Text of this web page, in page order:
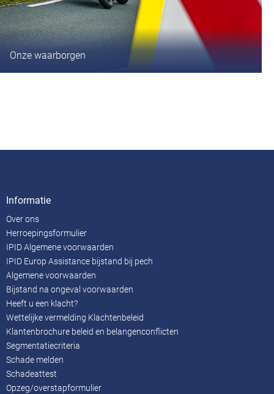
Onze waarborgen
Informatie
Over ons
Herroepingsformulier
IPID Algemene voorwaarden
IPID Europ Assistance bijstand bij pech
Algemene voorwaarden
Bijstand na ongeval voorwaarden
Heeft u een klacht?
Wettelijke vermelding Klachtenbeleid
Klantenbrochure beleid en belangenconflicten
Segmentatiecriteria
Schade melden
Schadeattest
Opzeg/overstapformulier